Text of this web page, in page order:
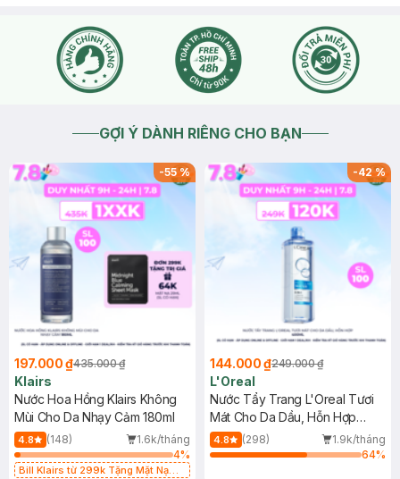
GỢI Ý DÀNH RIÊNG CHO BẠN
-55%
197.000 ₫435.000 ₫
Klairs
Nước Hoa Hồng Klairs Không
Mùi Cho Da Nhạy Cảm 180ml
4.8 (148)
1.6k/tháng
4%
Bill Klairs từ 299k Tặng Mặt Nạ
-42%
144.000 ₫249.000 ₫
L'Oreal
Nước Tẩy Trang L'Oreal Tươi
Mát Cho Da Dầu, Hỗn Hợp
400ml
4.8 (298)
1.9k/tháng
64%